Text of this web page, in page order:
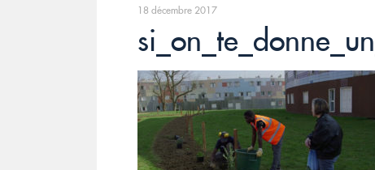
18 décembre 2017